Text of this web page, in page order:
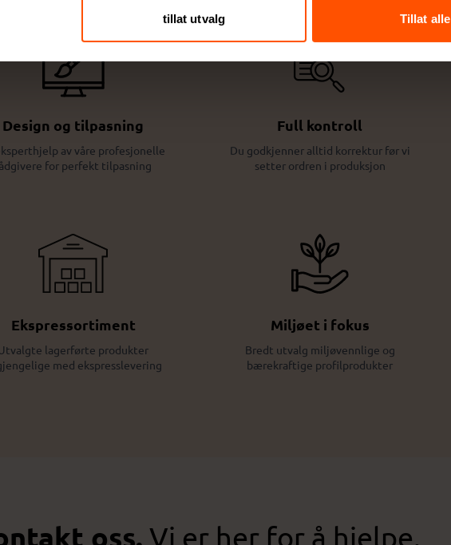
tillat utvalg Tillat alle
Design og tilpasning
av våre profesjonelle
for perfekt tilpasning
Full kontroll
Du godkjenner alltid korrektur før vi
setter ordren i produksjon
Ekspressortiment
lagerførte produkter
med ekspresslevering
Miljøet i fokus
Bredt utvalg miljøvennlige og
bærekraftige profilprodukter
oss. Vi er her for å hjelpe.